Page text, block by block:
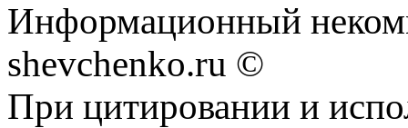
Информационный
shevchenko.ru ©
При цитировании и